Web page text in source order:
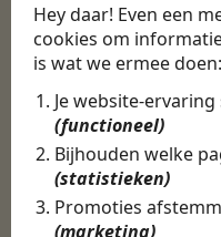
Hey daar! Even een
cookies om
is wat we ermee doen:
Je website-
(functioneel)
Bijhouden welke
(statistieken)
Promoties
(marketing)
Martijn
Certinia Consultant